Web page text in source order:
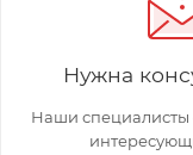
Нужна
Наши специалисты